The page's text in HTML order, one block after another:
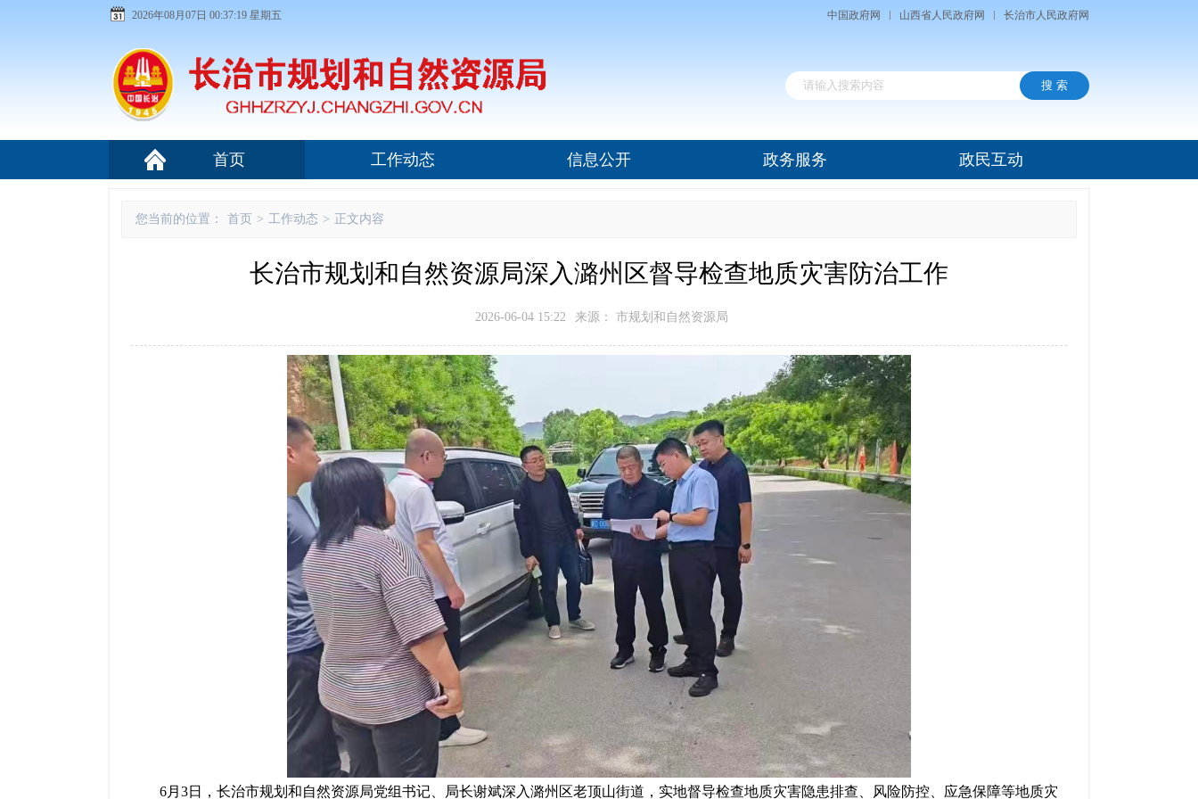
2026年08月07日 00:37:19 星期五 中国政府网 山西省人民政府网 长治市人民政府网
首页 工作动态 信息公开 政务服务 政民互动
您当前的位置： 首页 > 工作动态 > 正文内容
长治市规划和自然资源局深入潞州区督导检查地质灾害防治工作
2026-06-04 15:22 来源： 市规划和自然资源局
6月3日，长治市规划和自然资源局党组书记、局长谢斌深入潞州区老顶山街道，实地督导检查地质灾害隐患排查、风险防控、应急保障等地质灾